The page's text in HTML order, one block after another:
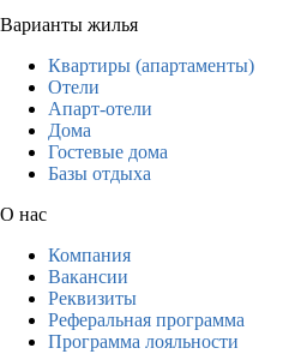
Варианты жилья
Квартиры (апартаменты)
Отели
Апарт-отели
Дома
Гостевые дома
Базы отдыха
О нас
Компания
Вакансии
Реквизиты
Реферальная программа
Программа лояльности